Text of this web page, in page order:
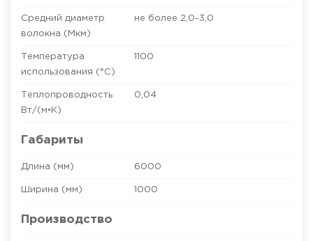
Средний диаметр
волокна (Мкм)
не более 2,0-3,0
Температура
использования (°C)
1100
Теплопроводность
Вт/(м•К)
0,04
Габариты
Длина (мм) 6000
Ширина (мм) 1000
Производство